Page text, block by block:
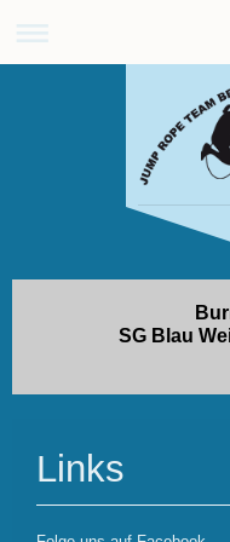
SG Blau
Links